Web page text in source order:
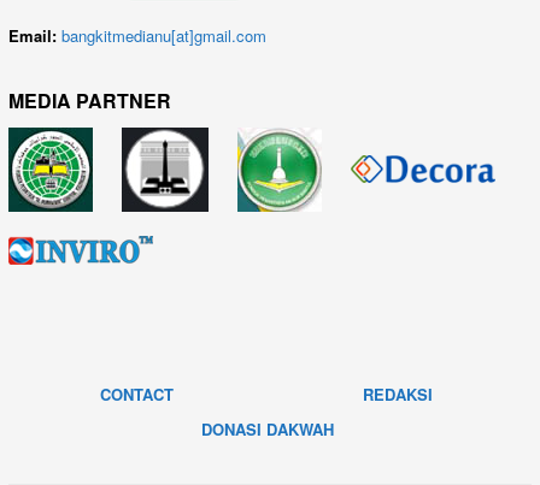
Email: bangkitmedianu[at]gmail.com
MEDIA PARTNER
CONTACT
REDAKSI
DONASI DAKWAH